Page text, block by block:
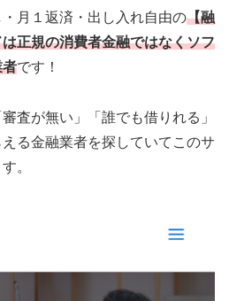
月１返済・出し入れ自由の【融
正規の消費者金融ではなくソフ
者です！
査が無い」「誰でも借りれる」
る金融業者を探していてこのサ
。